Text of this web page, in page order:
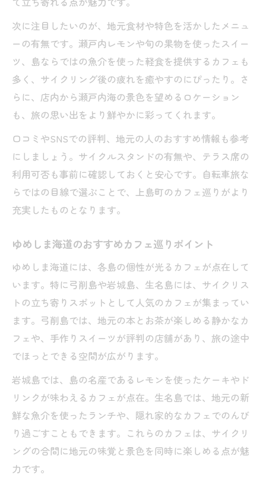
次に注目したいのが、地元食材や特色を活かしたメニュ
ーの有無です。瀬戸内レモンや旬の果物を使ったスイー
ツ、島ならではの魚介を使った軽食を提供するカフェも
多く、サイクリング後の疲れを癒やすのにぴったり。さ
らに、店内から瀬戸内海の景色を望めるロケーション
も、旅の思い出をより鮮やかに彩ってくれます。
口コミやSNSでの評判、地元の人のおすすめ情報も参考
にしましょう。サイクルスタンドの有無や、テラス席の
利用可否も事前に確認しておくと安心です。自転車旅な
らではの目線で選ぶことで、上島町のカフェ巡りがより
充実したものとなります。
ゆめしま海道のおすすめカフェ巡りポイント
ゆめしま海道には、各島の個性が光るカフェが点在して
います。特に弓削島や岩城島、生名島には、サイクリス
トの立ち寄りスポットとして人気のカフェが集まってい
ます。弓削島では、地元の本とお茶が楽しめる静かなカ
フェや、手作りスイーツが評判の店舗があり、旅の途中
でほっとできる空間が広がります。
岩城島では、島の名産であるレモンを使ったケーキやド
リンクが味わえるカフェが点在。生名島では、地元の新
鮮な魚介を使ったランチや、隠れ家的なカフェでのんび
り過ごすこともできます。これらのカフェは、サイクリ
ングの合間に地元の味覚と景色を同時に楽しめる点が魅
力です。